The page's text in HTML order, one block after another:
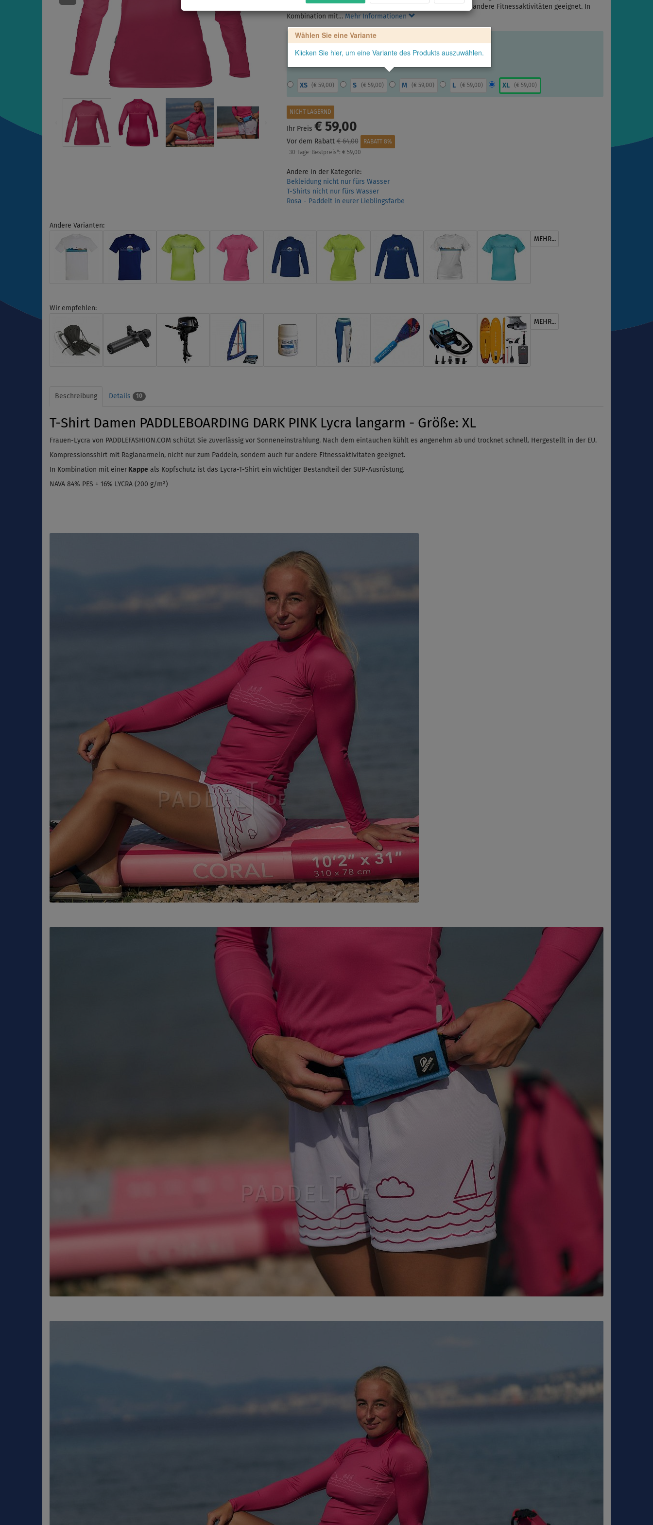
mit Raglanärmeln, nicht nur zum Paddeln, sondern auch für andere Fitnessaktivitäten geeignet. In
Kombination mit… Mehr Informationen
Wählen Sie eine Variante
Klicken Sie hier, um eine Variante des Produkts auszuwählen.
XS (€ 59,00) S (€ 59,00) M (€ 59,00) L (€ 59,00) XL (€ 59,00)
NICHT LAGERND
Ihr Preis € 59,00
Vor dem Rabatt€ 64,00
RABATT 8%
30-Tage-Bestpreis*:€ 59,00
Andere in der Kategorie:
Bekleidung nicht nur fürs Wasser
T-Shirts nicht nur fürs Wasser
Rosa - Paddelt in eurer Lieblingsfarbe
Andere Varianten:
MEHR...
Wir empfehlen:
MEHR...
Beschreibung Details 10
T-Shirt Damen PADDLEBOARDING DARK PINK Lycra langarm - Größe: XL
Frauen-Lycra von PADDLEFASHION.COM schützt Sie zuverlässig vor Sonneneinstrahlung. Nach dem eintauchen kühlt es angenehm ab und trocknet schnell. Hergestellt in der EU.
Kompressionsshirt mit Raglanärmeln, nicht nur zum Paddeln, sondern auch für andere Fitnessaktivitäten geeignet.
In Kombination mit einer Kappe als Kopfschutz ist das Lycra-T-Shirt ein wichtiger Bestandteil der SUP-Ausrüstung.
NAVA 84% PES + 16% LYCRA (200 g/m²)